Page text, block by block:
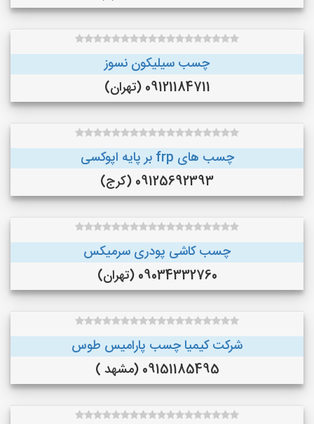
چسب سیلیکون نسوز
09121184711 (تهران)
چسب های frp بر پایه اپوکسی
09125692393 (کرج)
چسب کاشی پودری سرمیکس
09034332760 (تهران)
شرکت کیمیا چسب پارامیس طوس
09151185495 (مشهد )